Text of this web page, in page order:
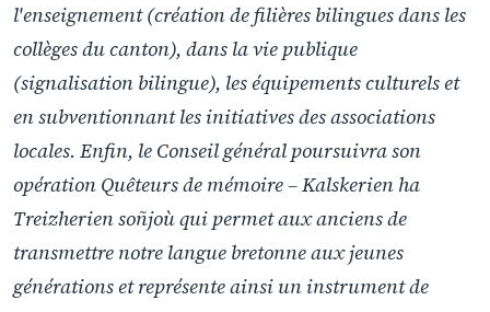
l'enseignement (création de filières bilingues dans les
collèges du canton), dans la vie publique
(signalisation bilingue), les équipements culturels et
en subventionnant les initiatives des associations
locales. Enfin, le Conseil général poursuivra son
opération Quêteurs de mémoire – Kalskerien ha
Treizherien soñjoù qui permet aux anciens de
transmettre notre langue bretonne aux jeunes
générations et représente ainsi un instrument de